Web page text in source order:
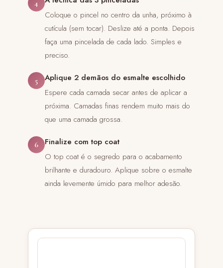
4
Coloque o pincel no centro da unha, próximo à
cutícula (sem tocar). Deslize até a ponta. Depois
faça uma pincelada de cada lado. Simples e
preciso.
5
Aplique 2 demãos do esmalte escolhido
Espere cada camada secar antes de aplicar a
próxima. Camadas finas rendem muito mais do
que uma camada grossa.
6
Finalize com top coat
O top coat é o segredo para o acabamento
brilhante e duradouro. Aplique sobre o esmalte
ainda levemente úmido para melhor adesão.